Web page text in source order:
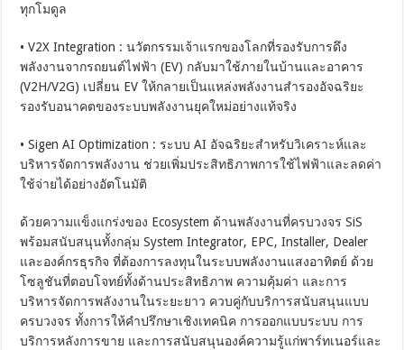
ทุกโมดูล
• V2X Integration : นวัตกรรมเจ้าแรกของโลกที่รองรับการดึง
พลังงานจากรถยนต์ไฟฟ้า (EV) กลับมาใช้ภายในบ้านและอาคาร
(V2H/V2G) เปลี่ยน EV ให้กลายเป็นแหล่งพลังงานสำรองอัจฉริยะ
รองรับอนาคตของระบบพลังงานยุคใหม่อย่างแท้จริง
• Sigen AI Optimization : ระบบ AI อัจฉริยะสำหรับวิเคราะห์และ
บริหารจัดการพลังงาน ช่วยเพิ่มประสิทธิภาพการใช้ไฟฟ้าและลดค่า
ใช้จ่ายได้อย่างอัตโนมัติ
ด้วยความแข็งแกร่งของ Ecosystem ด้านพลังงานที่ครบวงจร SiS
พร้อมสนับสนุนทั้งกลุ่ม System Integrator, EPC, Installer, Dealer
และองค์กรธุรกิจ ที่ต้องการลงทุนในระบบพลังงานแสงอาทิตย์ ด้วย
โซลูชันที่ตอบโจทย์ทั้งด้านประสิทธิภาพ ความคุ้มค่า และการ
บริหารจัดการพลังงานในระยะยาว ควบคู่กับบริการสนับสนุนแบบ
ครบวงจร ทั้งการให้คำปรึกษาเชิงเทคนิค การออกแบบระบบ การ
บริการหลังการขาย และการสนับสนุนองค์ความรู้แก่พาร์ทเนอร์และ